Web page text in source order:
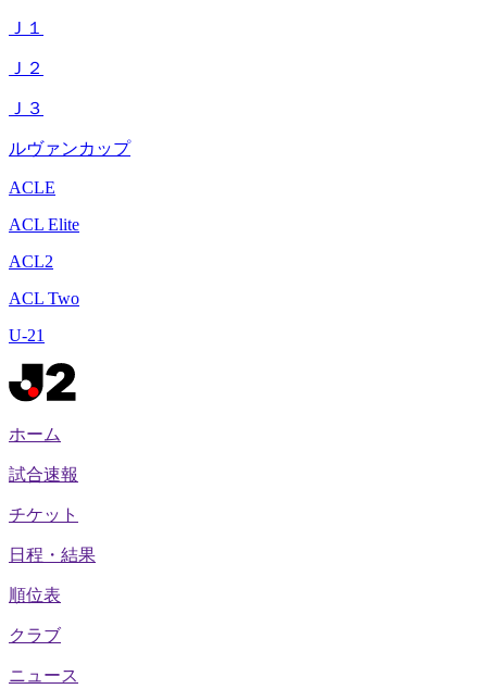
Ｊ１
Ｊ２
Ｊ３
ルヴァンカップ
ACLE
ACL Elite
ACL2
ACL Two
U-21
ホーム
試合速報
チケット
日程・結果
順位表
クラブ
ニュース